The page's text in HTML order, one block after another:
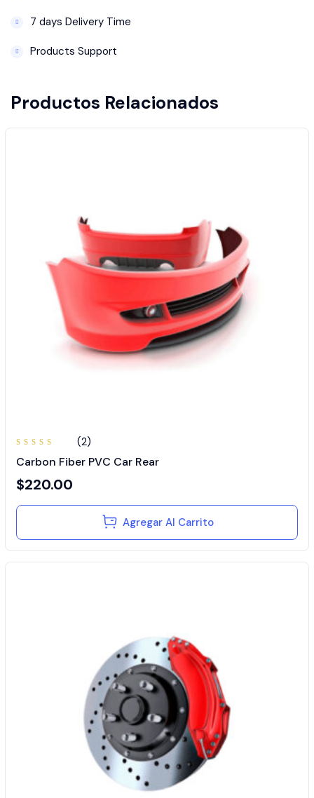
7 days Delivery Time
Products Support
Productos Relacionados
en
3.50
(2)
Carbon Fiber PVC Car Rear
$220.00
Agregar Al Carrito